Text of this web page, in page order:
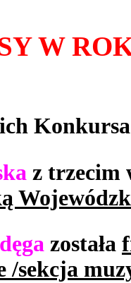
W
z trzecim
została
/sekcja